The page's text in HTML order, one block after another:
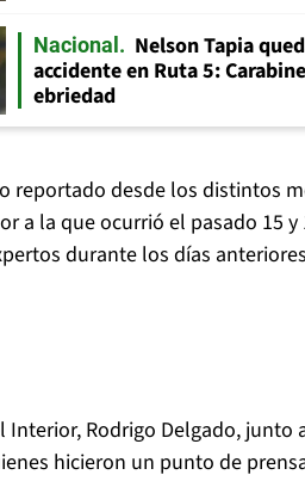
Nacional
Nelson Tapia
accidente en Ruta 5:
ebriedad
reportado desde los distintos
a la que ocurrió el pasado 15
durante los días
Interior, Rodrigo Delgado,
hicieron un punto de